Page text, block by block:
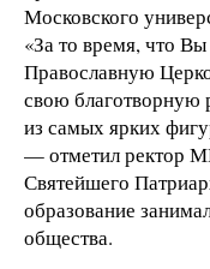
Московского
«За то время, что
Православную
свою благотворную
из самых ярких
— отметил ректор
Святейшего
образование
общества.